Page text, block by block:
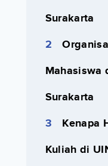
Surakarta
Mahasiswa
Surakarta
Kenapa
Kuliah di